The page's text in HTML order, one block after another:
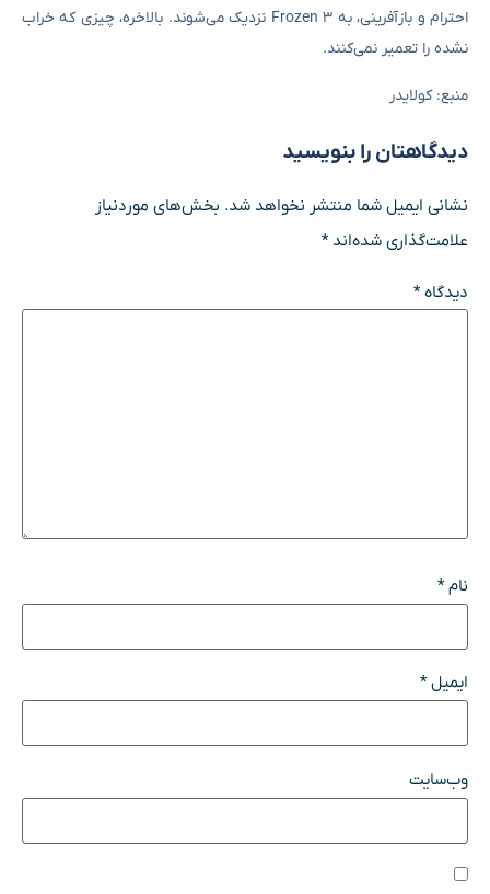
احترام و بازآفرینی، به Frozen 3 نزدیک می‌شوند. بالاخره، چیزی که خراب
نشده را تعمیر نمی‌کنند.
منبع: کولایدر
دیدگاهتان را بنویسید
نشانی ایمیل شما منتشر نخواهد شد. بخش‌های موردنیاز
علامت‌گذاری شده‌اند*
دیدگاه*
نام*
ایمیل*
وب‌سایت